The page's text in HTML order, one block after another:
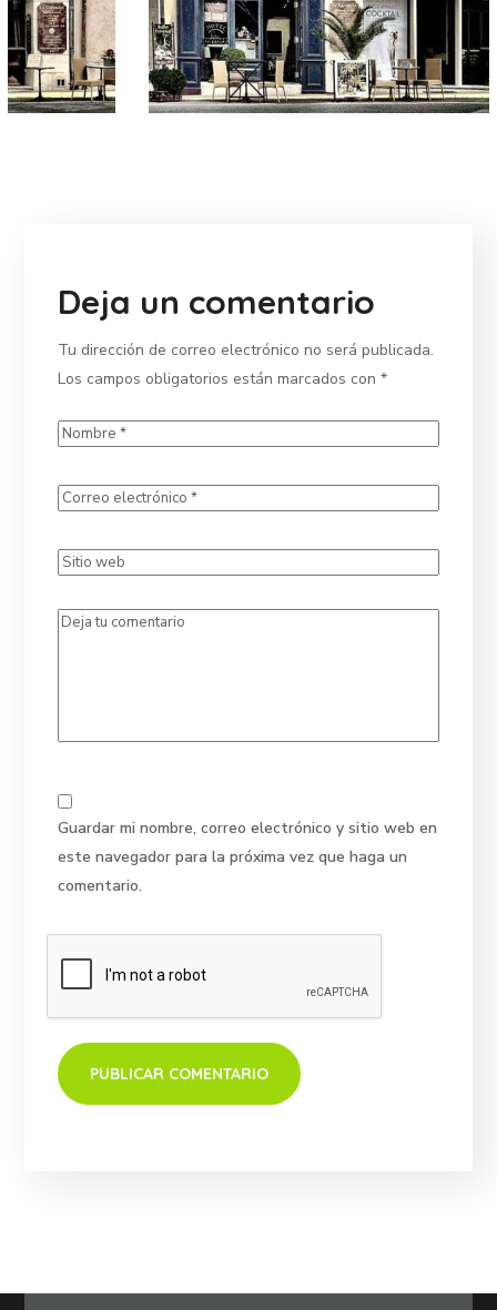
Deja un comentario
Tu dirección de correo electrónico no será publicada.
Los campos obligatorios están marcados con*
Guardar mi nombre, correo electrónico y sitio web en
este navegador para la próxima vez que haga un
comentario.